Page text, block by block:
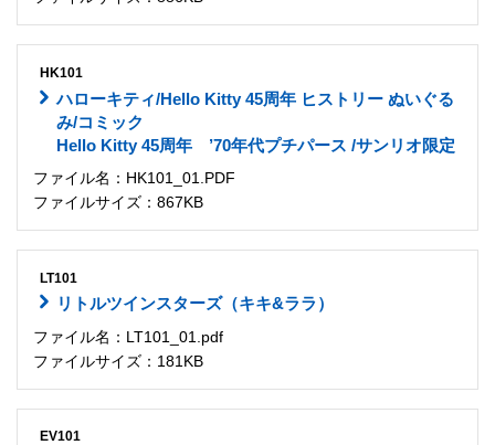
HK101
ハローキティ/Hello Kitty 45周年 ヒストリー ぬいぐる
み/コミック
Hello Kitty 45周年 ’70年代プチパース /サンリオ限定
ファイル名：HK101_01.PDF
ファイルサイズ：867KB
LT101
リトルツインスターズ（キキ&ララ）
ファイル名：LT101_01.pdf
ファイルサイズ：181KB
EV101